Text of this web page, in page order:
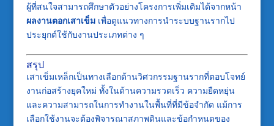
ผู้ที่สนใจสามารถศึกษาตัวอย่างโครงการเพิ่มเติมได้จากหน้า
ผลงานตอกเสาเข็มเพื่อดูแนวทางการนำระบบฐานรากไป
ประยุกต์ใช้กับงานประเภทต่าง ๆ
สรุป
เสาเข็มเหล็กเป็นทางเลือกด้านวิศวกรรมฐานรากที่ตอบโจทย์
งานก่อสร้างยุคใหม่ ทั้งในด้านความรวดเร็ว ความยืดหยุ่น
และความสามารถในการทำงานในพื้นที่ที่มีข้อจำกัด แม้การ
เลือกใช้งานจะต้องพิจารณาสภาพดินและข้อกำหนดของ